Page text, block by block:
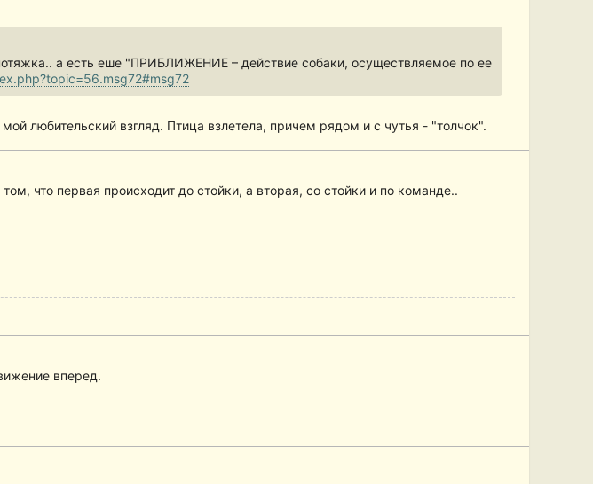
а есть еше "ПРИБЛИЖЕНИЕ – действие собаки, осуществляемое по ее
любительский взгляд. Птица взлетела, причем рядом и с чутья - "толчок".
что первая происходит до стойки, а вторая, со стойки и по команде..
вперед.